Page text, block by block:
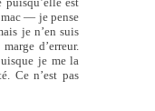
— je pense
je n’en suis
d’erreur.
je me la
Ce n’est pas